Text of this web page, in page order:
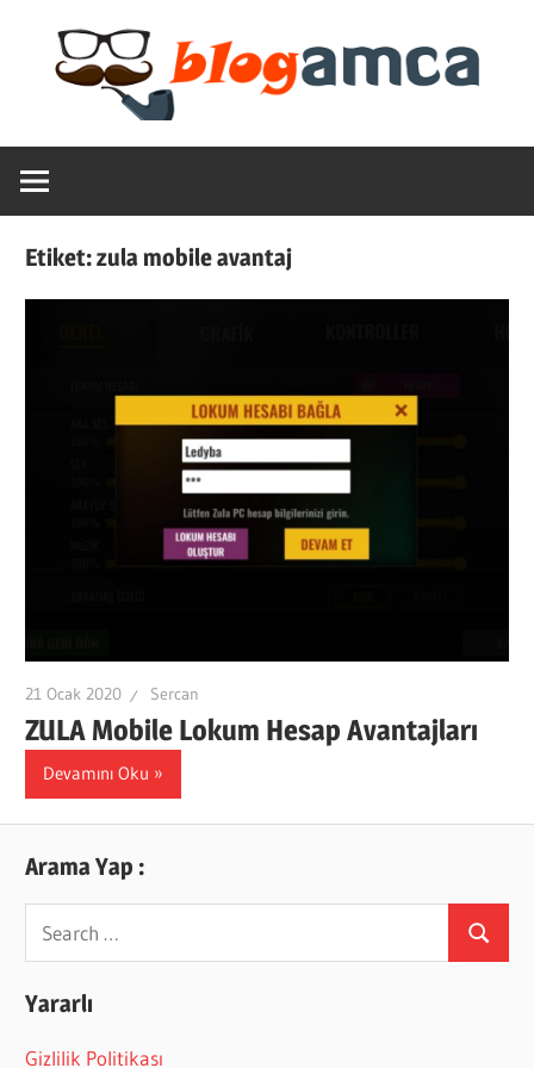
content
Blogamca
2025
Haber,
Blogların
Amcası
Etiket:zula mobile avantaj
21 Ocak 2020 Sercan
ZULA Mobile Lokum Hesap Avantajları
Devamını Oku
Arama Yap :
Search
for:
Search
Yararlı
Gizlilik Politikası